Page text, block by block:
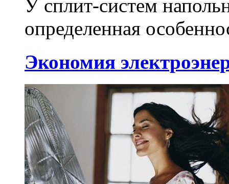
У сплит-систем
определенная
Экономия